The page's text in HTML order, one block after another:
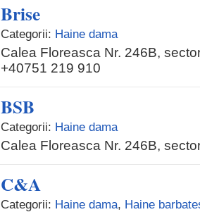
Brise
Categorii: Haine dama
Calea Floreasca Nr. 246B,
+40751 219 910
BSB
Categorii: Haine dama
Calea Floreasca Nr. 246B,
C&A
Categorii: Haine dama, Haine